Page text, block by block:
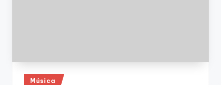
Publicado
Música